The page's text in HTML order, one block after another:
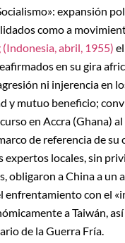
expansión
como a
abril, 1955)
en su gira
ni injerencia en
y mutuo beneficio;
en Accra (Ghana)
de referencia de su
locales, sin
obligaron a China a un
enfrentamiento con el
a Taiwán,
de la Guerra Fría.